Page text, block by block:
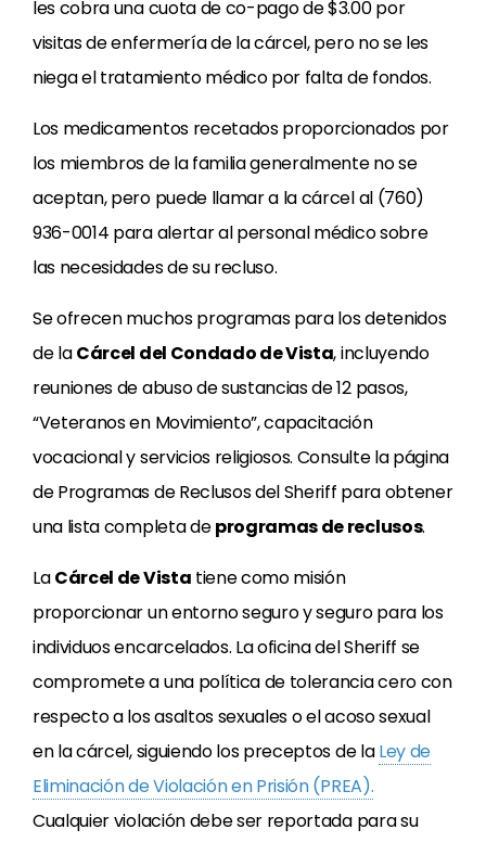
les cobra una cuota de co-pago de $3.00 por
visitas de enfermería de la cárcel, pero no se les
niega el tratamiento médico por falta de fondos.
Los medicamentos recetados proporcionados por
los miembros de la familia generalmente no se
aceptan, pero puede llamar a la cárcel al (760)
936-0014 para alertar al personal médico sobre
las necesidades de su recluso.
Se ofrecen muchos programas para los detenidos
de laCárcel del Condado de Vista, incluyendo
reuniones de abuso de sustancias de 12 pasos,
“Veteranos en Movimiento”, capacitación
vocacional y servicios religiosos. Consulte la página
de Programas de Reclusos del Sheriff para obtener
una lista completa deprogramas de reclusos.
LaCárcel de Vista tiene como misión
proporcionar un entorno seguro y seguro para los
individuos encarcelados. La oficina del Sheriff se
compromete a una política de tolerancia cero con
respecto a los asaltos sexuales o el acoso sexual
en la cárcel, siguiendo los preceptos de laLey de
Eliminación de Violación en Prisión (PREA).
Cualquier violación debe ser reportada para su